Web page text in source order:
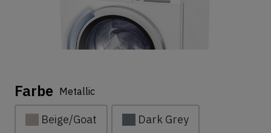
Farbe Metallic
Beige/Goat Dark Grey